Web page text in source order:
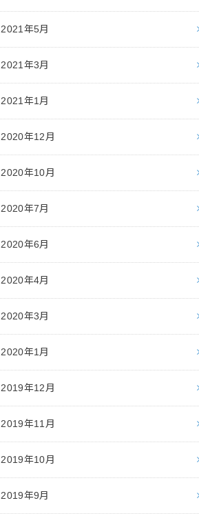
2021年5月
2021年3月
2021年1月
2020年12月
2020年10月
2020年7月
2020年6月
2020年4月
2020年3月
2020年1月
2019年12月
2019年11月
2019年10月
2019年9月